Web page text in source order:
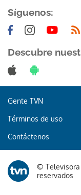
Gracias
Síguenos:
Descubre
Gente TVN
Términos de uso
Contáctenos
© Televisora
reservados